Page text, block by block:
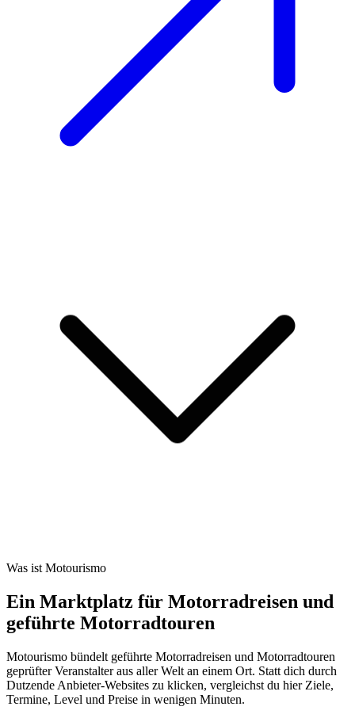
Was ist Motourismo
Ein Marktplatz für Motorradreisen und
geführte Motorradtouren
Motourismo bündelt geführte Motorradreisen und Motorradtouren
geprüfter Veranstalter aus aller Welt an einem Ort. Statt dich durch
Dutzende Anbieter-Websites zu klicken, vergleichst du hier Ziele,
Termine, Level und Preise in wenigen Minuten.